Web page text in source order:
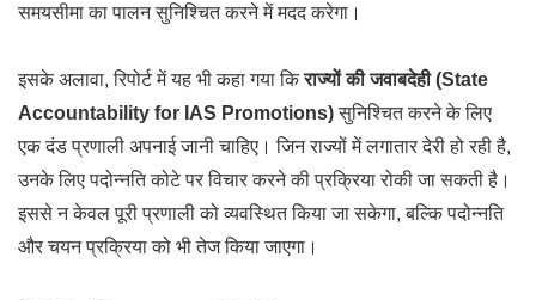
समयसीमा का पालन सुनिश्चित करने में मदद करेगा।
इसके अलावा, रिपोर्ट में यह भी कहा गया किराज्यों की जवाबदेही (State
Accountability for IAS Promotions)सुनिश्चित करने के लिए
एक दंड प्रणाली अपनाई जानी चाहिए। जिन राज्यों में लगातार देरी हो रही है,
उनके लिए पदोन्नति कोटे पर विचार करने की प्रक्रिया रोकी जा सकती है।
इससे न केवल पूरी प्रणाली को व्यवस्थित किया जा सकेगा, बल्कि पदोन्नति
और चयन प्रक्रिया को भी तेज किया जाएगा।